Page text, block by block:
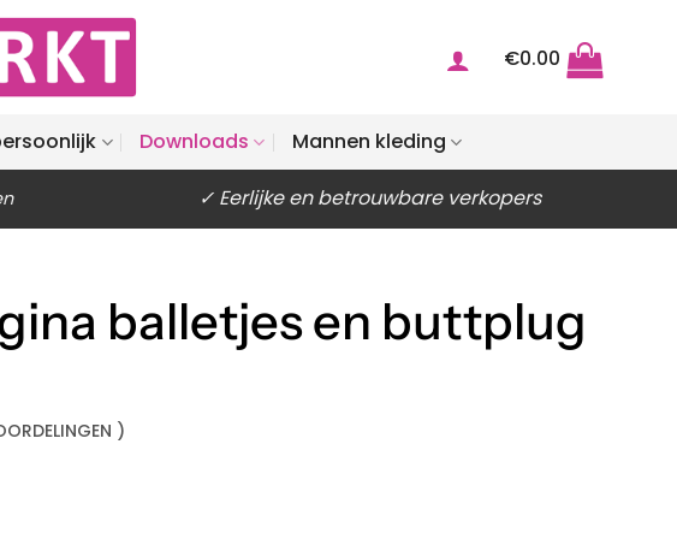
€0.00
Downloads Mannen kleding
✓ Eerlijke en betrouwbare verkopers
balletjes en buttplug
)